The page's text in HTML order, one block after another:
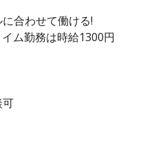
合わせて働ける!
ム勤務は時給1300円
可